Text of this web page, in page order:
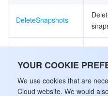
YOUR COOKIE
We use cookies that are
Cloud website. We would
DeleteSnapshots
DescribeSnapshots
list